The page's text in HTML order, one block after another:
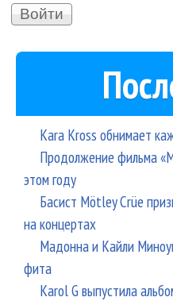
Kara Kross обнимает
Продолжение фильма
этом году
Басист Mötley Crüe
на концертах
Мадонна и Кайли
фита
Karol G выпустила